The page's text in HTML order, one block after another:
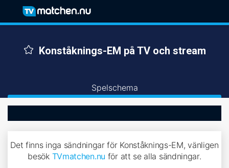
Konståknings-EM på TV och stream
Spelschema
Det finns inga sändningar för Konståknings-EM, vänligen
besök TVmatchen.nu för att se alla sändningar.